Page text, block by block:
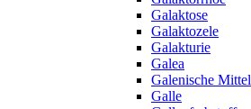
Galaktose
Galaktozele
Galakturie
Galea
Galenische Mittel
Galle